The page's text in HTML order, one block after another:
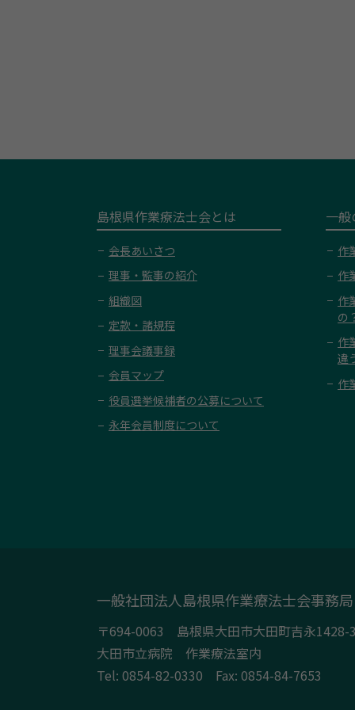
島根県作業療法士会とは
会長あいさつ
理事・監事の紹介
組織図
定款・諸規程
理事会議事録
会員マップ
役員選挙候補者の公募について
永年会員制度について
一
作
作
作
の
作
違
作
一般社団法人島根県作業療法士会事務局
〒694-0063 島根県大田市大田町吉永1428-
大田市立病院 作業療法室内
Tel: 0854-82-0330 Fax: 0854-84-7653